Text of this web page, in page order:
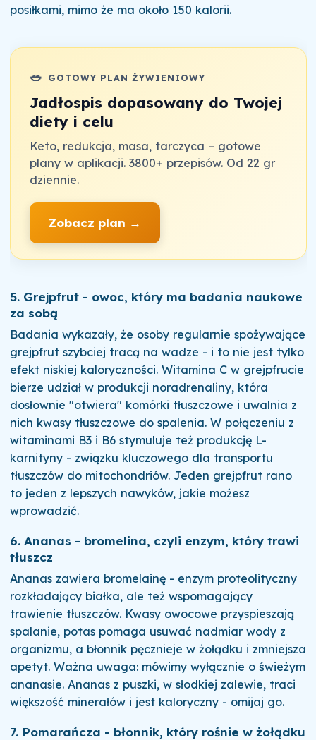
posiłkami, mimo że ma około 150 kalorii.
🥗 GOTOWY PLAN ŻYWIENIOWY
Jadłospis dopasowany do Twojej
diety i celu
Keto, redukcja, masa, tarczyca – gotowe
plany w aplikacji. 3800+ przepisów. Od 22 gr
dziennie.
Zobacz plan →
5. Grejpfrut - owoc, który ma badania naukowe
za sobą
Badania wykazały, że osoby regularnie spożywające
grejpfrut szybciej tracą na wadze - i to nie jest tylko
efekt niskiej kaloryczności. Witamina C w grejpfrucie
bierze udział w produkcji noradrenaliny, która
dosłownie "otwiera" komórki tłuszczowe i uwalnia z
nich kwasy tłuszczowe do spalenia. W połączeniu z
witaminami B3 i B6 stymuluje też produkcję L-
karnityny - związku kluczowego dla transportu
tłuszczów do mitochondriów. Jeden grejpfrut rano
to jeden z lepszych nawyków, jakie możesz
wprowadzić.
6. Ananas - bromelina, czyli enzym, który trawi
tłuszcz
Ananas zawiera bromelainę - enzym proteolityczny
rozkładający białka, ale też wspomagający
trawienie tłuszczów. Kwasy owocowe przyspieszają
spalanie, potas pomaga usuwać nadmiar wody z
organizmu, a błonnik pęcznieje w żołądku i zmniejsza
apetyt. Ważna uwaga: mówimy wyłącznie o świeżym
ananasie. Ananas z puszki, w słodkiej zalewie, traci
większość minerałów i jest kaloryczny - omijaj go.
7. Pomarańcza - błonnik, który rośnie w żołądku